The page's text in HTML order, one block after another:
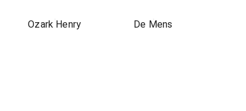
Ozark Henry De Mens